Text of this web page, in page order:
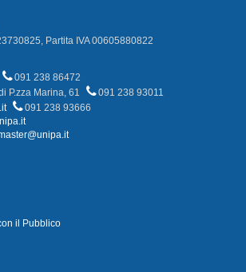
Partita IVA 00605880822
091 238 86472
P.zza Marina, 61
091 238 93011
091 238 93666
il Pubblico